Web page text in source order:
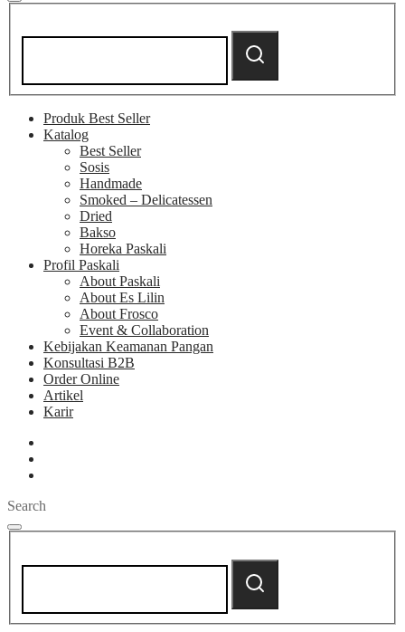
Search
Search
Produk Best Seller
Katalog
Best Seller
Sosis
Handmade
Smoked – Delicatessen
Dried
Bakso
Horeka Paskali
Profil Paskali
About Paskali
About Es Lilin
About Frosco
Event & Collaboration
Kebijakan Keamanan Pangan
Konsultasi B2B
Order Online
Artikel
Karir
Search
Search
Search